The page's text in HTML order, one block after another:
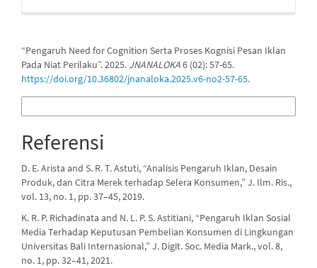
“Pengaruh Need for Cognition Serta Proses Kognisi Pesan Iklan
Pada Niat Perilaku”. 2025. JNANALOKA6 (02): 57-65.
https://doi.org/10.36802/jnanaloka.2025.v6-no2-57-65.
Referensi
D. E. Arista and S. R. T. Astuti, “Analisis Pengaruh Iklan, Desain
Produk, dan Citra Merek terhadap Selera Konsumen,” J. Ilm. Ris.,
vol. 13, no. 1, pp. 37–45, 2019.
K. R. P. Richadinata and N. L. P. S. Astitiani, “Pengaruh Iklan Sosial
Media Terhadap Keputusan Pembelian Konsumen di Lingkungan
Universitas Bali Internasional,” J. Digit. Soc. Media Mark., vol. 8,
no. 1, pp. 32–41, 2021.